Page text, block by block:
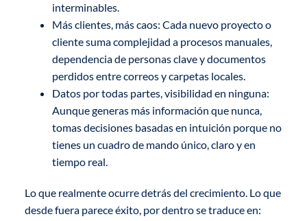
interminables.
Más clientes, más caos: Cada nuevo proyecto o
cliente suma complejidad a procesos manuales,
dependencia de personas clave y documentos
perdidos entre correos y carpetas locales.
Datos por todas partes, visibilidad en ninguna:
Aunque generas más información que nunca,
tomas decisiones basadas en intuición porque no
tienes un cuadro de mando único, claro y en
tiempo real.
Lo que realmente ocurre detrás del crecimiento. Lo que
desde fuera parece éxito, por dentro se traduce en: